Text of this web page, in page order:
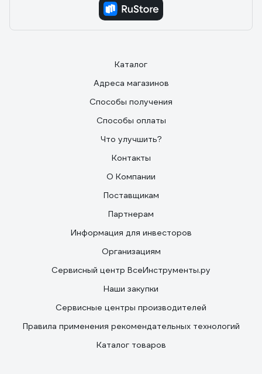
Каталог
Адреса магазинов
Способы получения
Способы оплаты
Что улучшить?
Контакты
О Компании
Поставщикам
Партнерам
Информация для инвесторов
Организациям
Сервисный центр ВсеИнструменты.ру
Наши закупки
Сервисные центры производителей
Правила применения рекомендательных технологий
Каталог товаров